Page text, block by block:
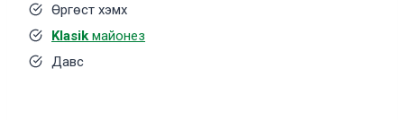
Өргөст хэмх
Klasik майонез
Давс